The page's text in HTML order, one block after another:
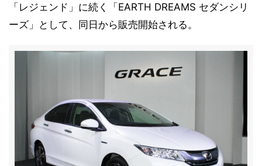
「レジェンド」に続く「EARTH DREAMS セダンシリ
ーズ」として、同日から販売開始される。